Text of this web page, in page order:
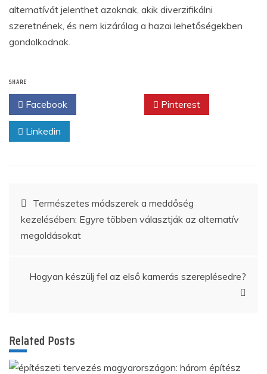
alternatívát jelenthet azoknak, akik diverzifikálni
szeretnének, és nem kizárólag a hazai lehetőségekben
gondolkodnak.
SHARE
Facebook Pinterest
Linkedin
Bejegyzés
navigáció
Természetes módszerek a meddőség
kezelésében: Egyre többen választják az alternatív
megoldásokat
Hogyan készülj fel az első kamerás szereplésedre?
Related Posts